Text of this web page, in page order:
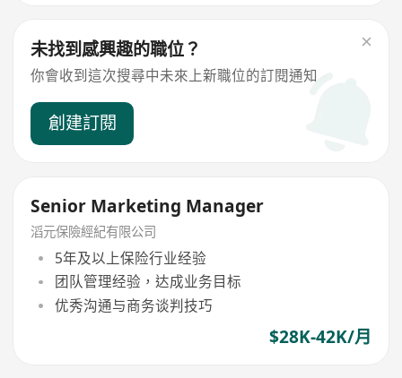
未找到感興趣的職位？
你會收到這次搜尋中未來上新職位的訂閱通知
創建訂閱
Senior Marketing Manager
滔元保險經紀有限公司
5年及以上保险行业经验
团队管理经验，达成业务目标
优秀沟通与商务谈判技巧
$28K-42K/月